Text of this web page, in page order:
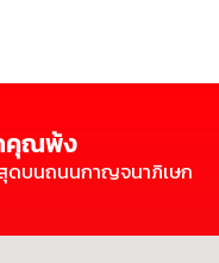
คุณพ้ง
ดบนถนนกาญจนาภิเษก